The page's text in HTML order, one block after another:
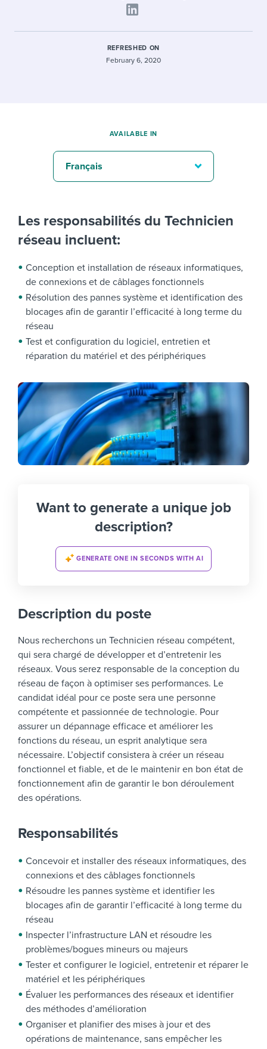
REFRESHED ON
February 6, 2020
Les responsabilités du Technicien
réseau incluent:
Conception et installation de réseaux informatiques,
de connexions et de câblages fonctionnels
Résolution des pannes système et identification des
blocages afin de garantir l’efficacité à long terme du
réseau
Test et configuration du logiciel, entretien et
réparation du matériel et des périphériques
Want to generate a unique job
description?
GENERATE ONE IN SECONDS WITH AI
Description du poste
Nous recherchons un Technicien réseau compétent,
qui sera chargé de développer et d’entretenir les
réseaux. Vous serez responsable de la conception du
réseau de façon à optimiser ses performances. Le
candidat idéal pour ce poste sera une personne
compétente et passionnée de technologie. Pour
assurer un dépannage efficace et améliorer les
fonctions du réseau, un esprit analytique sera
nécessaire. L’objectif consistera à créer un réseau
fonctionnel et fiable, et de le maintenir en bon état de
fonctionnement afin de garantir le bon déroulement
des opérations.
Responsabilités
Concevoir et installer des réseaux informatiques, des
connexions et des câblages fonctionnels
Résoudre les pannes système et identifier les
blocages afin de garantir l’efficacité à long terme du
réseau
Inspecter l’infrastructure LAN et résoudre les
problèmes/bogues mineurs ou majeurs
Tester et configurer le logiciel, entretenir et réparer le
matériel et les périphériques
Évaluer les performances des réseaux et identifier
des méthodes d’amélioration
Organiser et planifier des mises à jour et des
opérations de maintenance, sans empêcher les
AVAILABLE IN
Français